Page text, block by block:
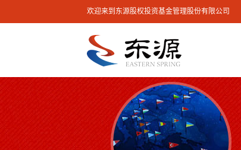
欢迎来到东源股权投资基金管理股份有限公司